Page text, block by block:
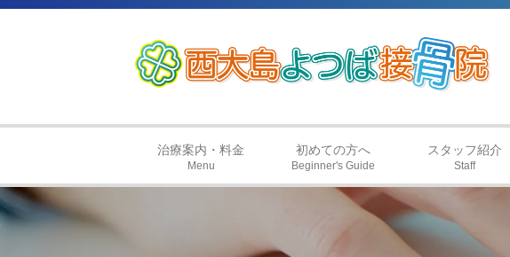
治療案内・料金
Menu
初めての方へ
Beginner's Guide
スタッフ紹介
Staff